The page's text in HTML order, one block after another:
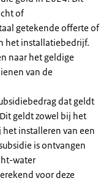
of
getekende offerte of
het installatiebedrijf.
naar het geldige
van de
dat geldt
geldt zowel bij het
installeren van een
is ontvangen
water
voor deze